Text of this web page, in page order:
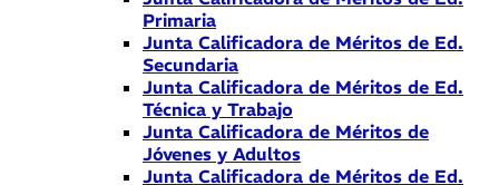
Primaria
Junta Calificadora de Méritos de Ed.
Secundaria
Junta Calificadora de Méritos de Ed.
Técnica y Trabajo
Junta Calificadora de Méritos de
Jóvenes y Adultos
Junta Calificadora de Méritos de Ed.